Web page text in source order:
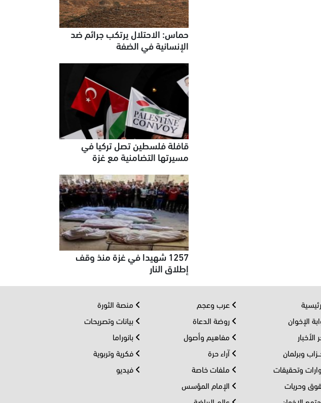
حماس: الاحتلال يرتكب جرائم ضد
الإنسانية في الضفة
قافلة فلسطين تصل تركيا في
مسيرتها التضامنية مع غزة
1257 شهيدا في غزة منذ وقف
إطلاق النار
الإخوان
الأخبار
وبرلمان
وتحقيقات
وحريات
عرب وعجم
روضة الدعاة
مفاهيم وأصول
آراء حرة
ملفات خاصة
الإمام المؤسس
منصة الثورة
بيانات وتصريحات
بانوراما
فكرية وتربوية
فيديو